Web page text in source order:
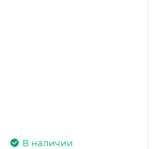
В наличии